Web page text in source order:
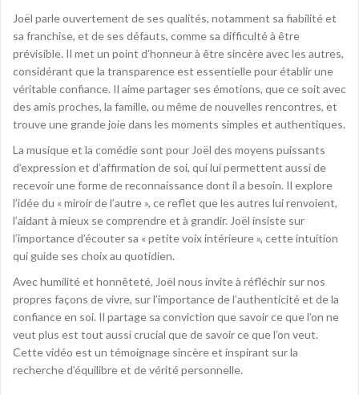
Joël parle ouvertement de ses qualités, notamment sa fiabilité et
sa franchise, et de ses défauts, comme sa difficulté à être
prévisible. Il met un point d’honneur à être sincère avec les autres,
considérant que la transparence est essentielle pour établir une
véritable confiance. Il aime partager ses émotions, que ce soit avec
des amis proches, la famille, ou même de nouvelles rencontres, et
trouve une grande joie dans les moments simples et authentiques.
La musique et la comédie sont pour Joël des moyens puissants
d’expression et d’affirmation de soi, qui lui permettent aussi de
recevoir une forme de reconnaissance dont il a besoin. Il explore
l’idée du « miroir de l’autre », ce reflet que les autres lui renvoient,
l’aidant à mieux se comprendre et à grandir. Joël insiste sur
l’importance d’écouter sa « petite voix intérieure », cette intuition
qui guide ses choix au quotidien.
Avec humilité et honnêteté, Joël nous invite à réfléchir sur nos
propres façons de vivre, sur l’importance de l’authenticité et de la
confiance en soi. Il partage sa conviction que savoir ce que l’on ne
veut plus est tout aussi crucial que de savoir ce que l’on veut.
Cette vidéo est un témoignage sincère et inspirant sur la
recherche d’équilibre et de vérité personnelle.